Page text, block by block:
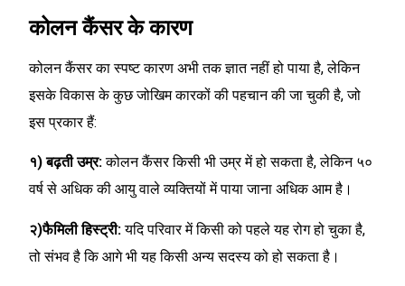
कोलन कैंसर के कारण
कोलन कैंसर का स्पष्ट कारण अभी तक ज्ञात नहीं हो पाया है, लेकिन
इसके विकास के कुछ जोखिम कारकों की पहचान की जा चुकी है, जो
इस प्रकार हैं:
१) बढ़ती उम्र:कोलन कैंसर किसी भी उम्र में हो सकता है, लेकिन ५०
वर्ष से अधिक की आयु वाले व्यक्तियों में पाया जाना अधिक आम है।
२)फैमिली हिस्ट्री:यदि परिवार में किसी को पहले यह रोग हो चुका है,
तो संभव है कि आगे भी यह किसी अन्य सदस्य को हो सकता है।